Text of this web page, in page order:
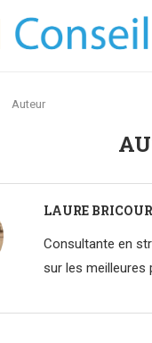
Auteur
LAURE
Consultante en
sur les meilleures